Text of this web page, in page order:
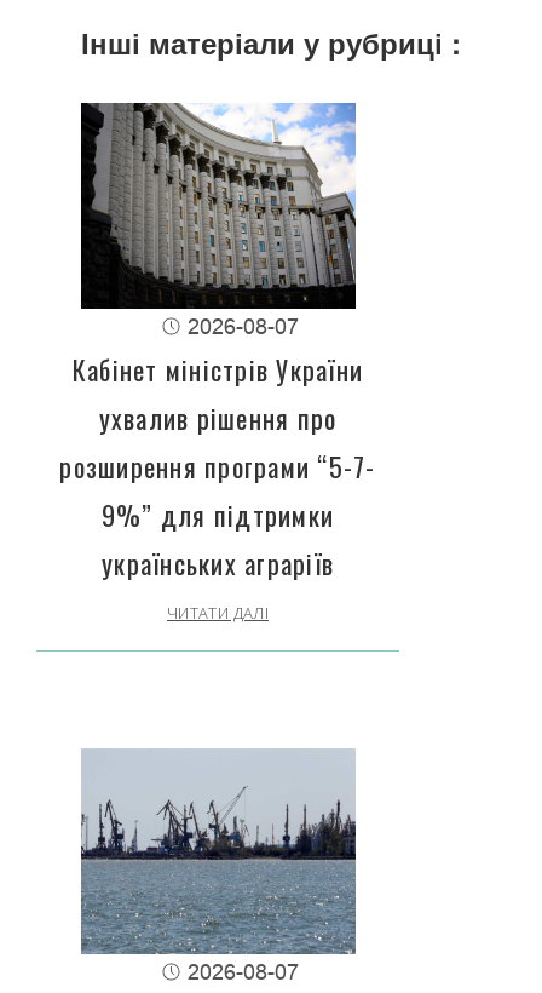
Інші матеріали у рубриці :
2026-08-07
Кабінет міністрів України
ухвалив рішення про
розширення програми “5-7-
9%” для підтримки
українських аграріїв
ЧИТАТИ ДАЛІ
2026-08-07